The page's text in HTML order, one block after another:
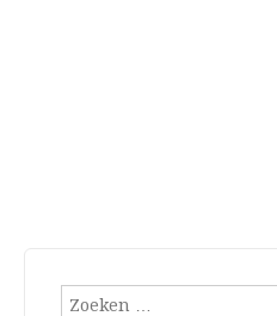
Zoeken